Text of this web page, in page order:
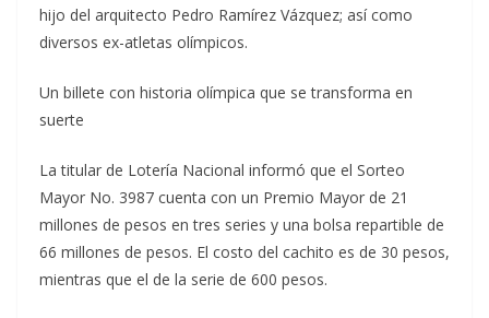
hijo del arquitecto Pedro Ramírez Vázquez; así como
diversos ex-atletas olímpicos.
Un billete con historia olímpica que se transforma en
suerte
La titular de Lotería Nacional informó que el Sorteo
Mayor No. 3987 cuenta con un Premio Mayor de 21
millones de pesos en tres series y una bolsa repartible de
66 millones de pesos. El costo del cachito es de 30 pesos,
mientras que el de la serie de 600 pesos.